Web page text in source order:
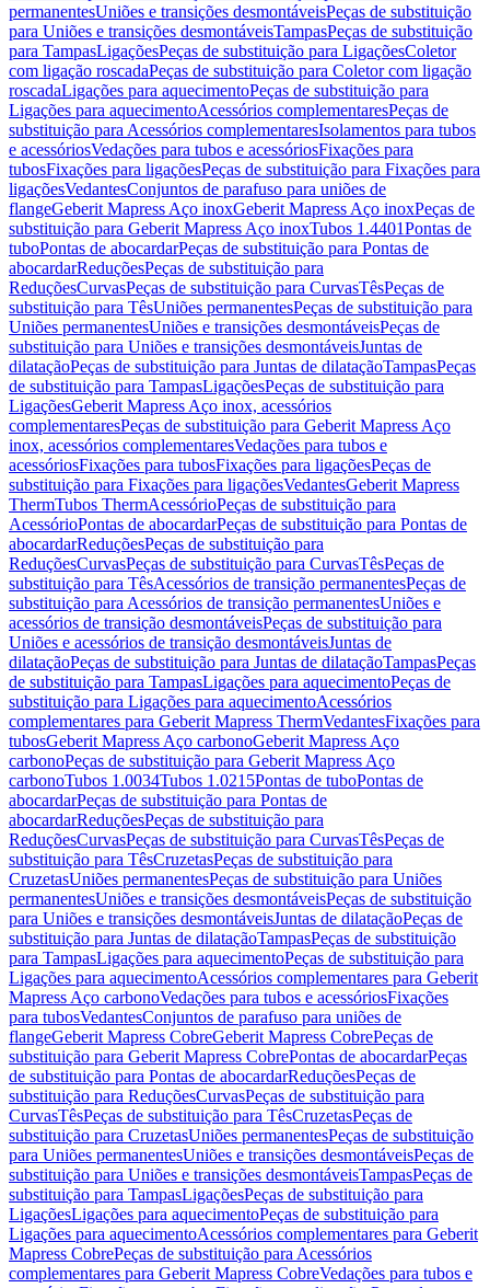
permanentesUniões e transições desmontáveisPeças de substituição
para Uniões e transições desmontáveisTampasPeças de substituição
para TampasLigaçõesPeças de substituição para LigaçõesColetor
com ligação roscadaPeças de substituição para Coletor com ligação
roscadaLigações para aquecimentoPeças de substituição para
Ligações para aquecimentoAcessórios complementaresPeças de
substituição para Acessórios complementaresIsolamentos para tubos
e acessóriosVedações para tubos e acessóriosFixações para
tubosFixações para ligaçõesPeças de substituição para Fixações para
ligaçõesVedantesConjuntos de parafuso para uniões de
flangeGeberit Mapress Aço inoxGeberit Mapress Aço inoxPeças de
substituição para Geberit Mapress Aço inoxTubos 1.4401Pontas de
tuboPontas de abocardarPeças de substituição para Pontas de
abocardarReduçõesPeças de substituição para
ReduçõesCurvasPeças de substituição para CurvasTêsPeças de
substituição para TêsUniões permanentesPeças de substituição para
Uniões permanentesUniões e transições desmontáveisPeças de
substituição para Uniões e transições desmontáveisJuntas de
dilataçãoPeças de substituição para Juntas de dilataçãoTampasPeças
de substituição para TampasLigaçõesPeças de substituição para
LigaçõesGeberit Mapress Aço inox, acessórios
complementaresPeças de substituição para Geberit Mapress Aço
inox, acessórios complementaresVedações para tubos e
acessóriosFixações para tubosFixações para ligaçõesPeças de
substituição para Fixações para ligaçõesVedantesGeberit Mapress
ThermTubos ThermAcessórioPeças de substituição para
AcessórioPontas de abocardarPeças de substituição para Pontas de
abocardarReduçõesPeças de substituição para
ReduçõesCurvasPeças de substituição para CurvasTêsPeças de
substituição para TêsAcessórios de transição permanentesPeças de
substituição para Acessórios de transição permanentesUniões e
acessórios de transição desmontáveisPeças de substituição para
Uniões e acessórios de transição desmontáveisJuntas de
dilataçãoPeças de substituição para Juntas de dilataçãoTampasPeças
de substituição para TampasLigações para aquecimentoPeças de
substituição para Ligações para aquecimentoAcessórios
complementares para Geberit Mapress ThermVedantesFixações para
tubosGeberit Mapress Aço carbonoGeberit Mapress Aço
carbonoPeças de substituição para Geberit Mapress Aço
carbonoTubos 1.0034Tubos 1.0215Pontas de tuboPontas de
abocardarPeças de substituição para Pontas de
abocardarReduçõesPeças de substituição para
ReduçõesCurvasPeças de substituição para CurvasTêsPeças de
substituição para TêsCruzetasPeças de substituição para
CruzetasUniões permanentesPeças de substituição para Uniões
permanentesUniões e transições desmontáveisPeças de substituição
para Uniões e transições desmontáveisJuntas de dilataçãoPeças de
substituição para Juntas de dilataçãoTampasPeças de substituição
para TampasLigações para aquecimentoPeças de substituição para
Ligações para aquecimentoAcessórios complementares para Geberit
Mapress Aço carbonoVedações para tubos e acessóriosFixações
para tubosVedantesConjuntos de parafuso para uniões de
flangeGeberit Mapress CobreGeberit Mapress CobrePeças de
substituição para Geberit Mapress CobrePontas de abocardarPeças
de substituição para Pontas de abocardarReduçõesPeças de
substituição para ReduçõesCurvasPeças de substituição para
CurvasTêsPeças de substituição para TêsCruzetasPeças de
substituição para CruzetasUniões permanentesPeças de substituição
para Uniões permanentesUniões e transições desmontáveisPeças de
substituição para Uniões e transições desmontáveisTampasPeças de
substituição para TampasLigaçõesPeças de substituição para
LigaçõesLigações para aquecimentoPeças de substituição para
Ligações para aquecimentoAcessórios complementares para Geberit
Mapress CobrePeças de substituição para Acessórios
complementares para Geberit Mapress CobreVedações para tubos e